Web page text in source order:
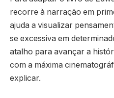
recorre à narração em
ajuda a visualizar
se excessiva em
atalho para avançar a
com a máxima
explicar.